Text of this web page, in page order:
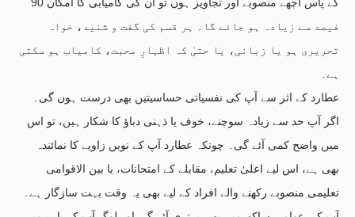
فیصد سے زیادہ ہو جائے گا۔ ہر قسم کی گفت و شنید، خواہ
تحریری ہو یا زبانی، یا حتیٰ کہ اظہارِ محبت، کامیاب ہو سکتی
ہے۔
عطارد کے اثر سے آپ کی نفسیاتی حساسیتیں بھی درست ہوں گی۔
اگر آپ حد سے زیادہ سوچنے، خوف یا ذہنی دباؤ کا شکار ہیں، تو اس
میں واضح کمی آئے گی۔ چونکہ عطارد آپ کے نویں زاویے کا نمائندہ
بھی ہے، اس لیے اعلیٰ تعلیم، مقابلے کے امتحانات، یا بین الاقوامی
تعلیمی منصوبے رکھنے والے افراد کے لیے بھی یہ وقت بہت سازگار ہے۔